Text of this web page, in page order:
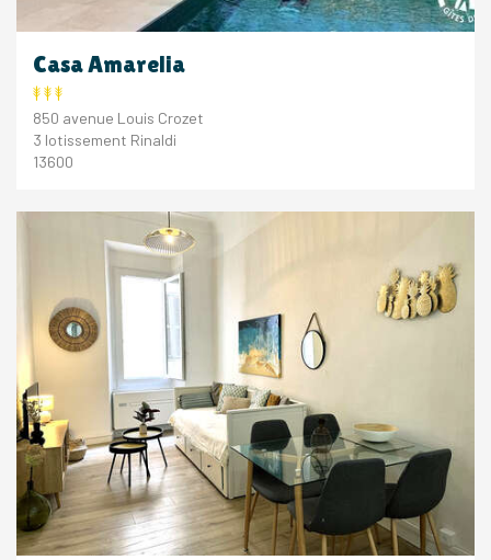
Casa Amarelia
850 avenue Louis Crozet
3 lotissement Rinaldi
13600